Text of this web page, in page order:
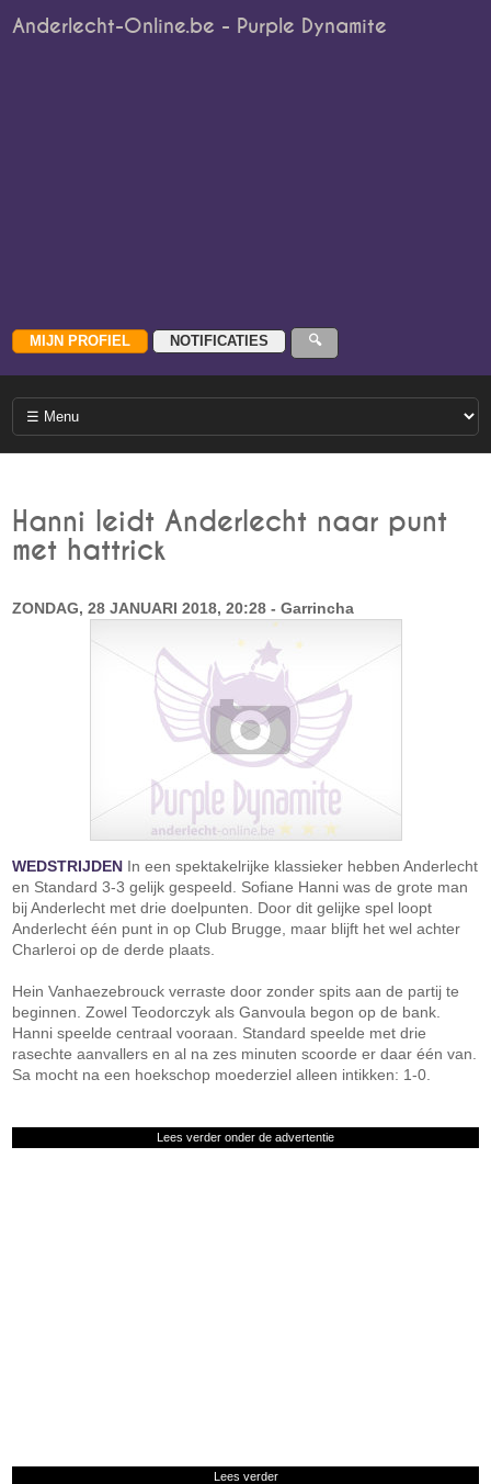
Anderlecht-Online.be - Purple Dynamite
Hanni leidt Anderlecht naar punt
met hattrick
ZONDAG, 28 JANUARI 2018, 20:28 - Garrincha
WEDSTRIJDEN In een spektakelrijke klassieker hebben Anderlecht
en Standard 3-3 gelijk gespeeld. Sofiane Hanni was de grote man
bij Anderlecht met drie doelpunten. Door dit gelijke spel loopt
Anderlecht één punt in op Club Brugge, maar blijft het wel achter
Charleroi op de derde plaats.
Hein Vanhaezebrouck verraste door zonder spits aan de partij te
beginnen. Zowel Teodorczyk als Ganvoula begon op de bank.
Hanni speelde centraal vooraan. Standard speelde met drie
rasechte aanvallers en al na zes minuten scoorde er daar één van.
Sa mocht na een hoekschop moederziel alleen intikken: 1-0.
Lees verder onder de advertentie
Lees verder